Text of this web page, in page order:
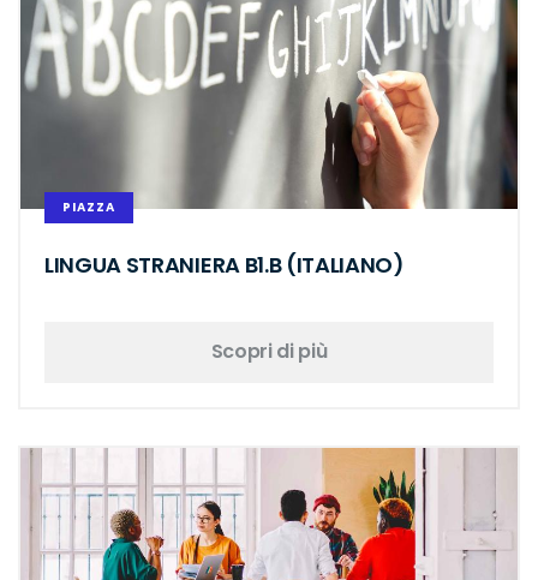
PIAZZA
LINGUA STRANIERA B1.B (ITALIANO)
Scopri di più